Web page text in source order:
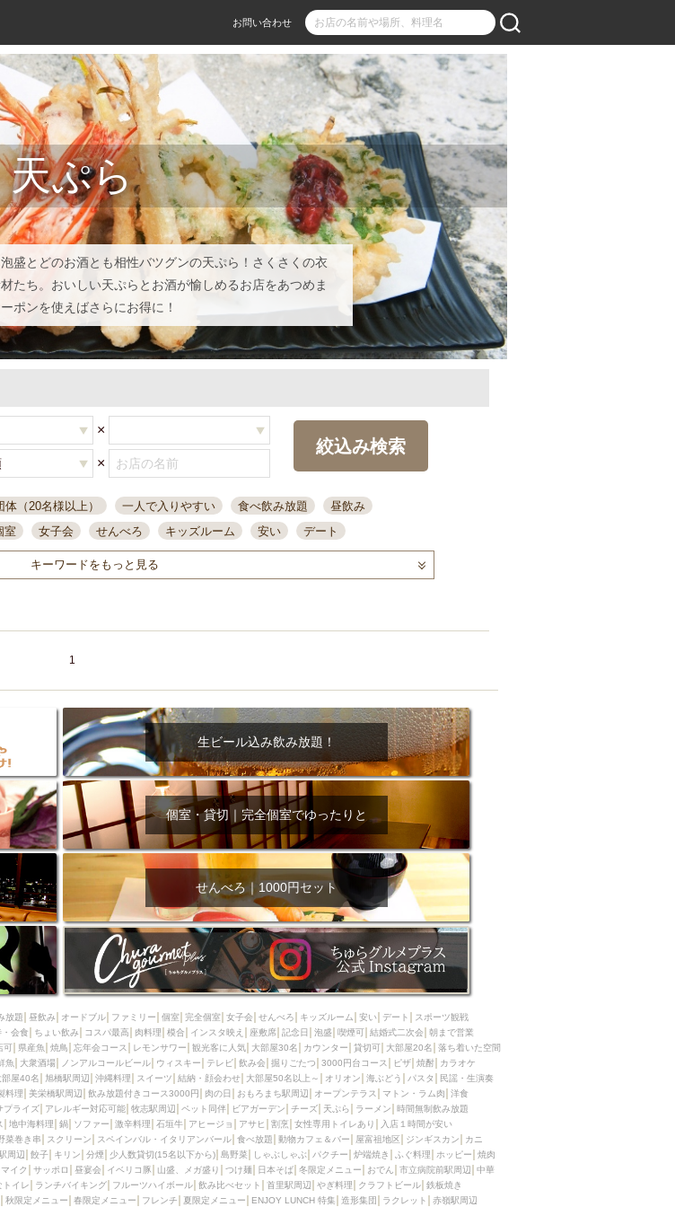
お問い合わせ
天ぷら
盛とどのお酒とも相性バツグンの天ぷら！さくさくの衣
たち。おいしい天ぷらとお酒が愉しめるお店をあつめま
ポンを使えばさらにお得に！
×
×
絞込み検索
体（20名様以上） 一人で入りやすい 食べ飲み放題
昼飲み
室 女子会 せんべろ キッズルーム 安い
デート
一人飲み 誕生日 大人数
肉料理 模合 インスタ映え 座敷席 記念日 泡盛
喫煙可
会コース レモンサワー 観光客に人気 大部屋30名
カウンター
4000円台コース
デリバリー 寿司 クリスマス 和食
クーポン
旭橋駅周辺 沖縄料理 スイーツ
結納・顔会わせ
民謡・生演奏 気軽に一杯
店内全面禁煙
ルツ 貝づくし 燻製料理
美栄橋駅周辺
ろまち駅周辺 オープンテラス マトン・ラム肉
洋食
ジ無し 牡蠣 夜景・景色◎ 夜12時以降入店可
サプライズ
同伴 ビアガーデン 天ぷら
時間無制飲み放題
げ バレンタイン 立ち飲み 5000円以上コース 地中海料理
鍋
ョ アサヒ 割烹 女性専用トイレあり
入店１時間が安い
ホルモン(もつ) 炭火焼 ペイディ（給料日）
野菜巻き串
ル 食べ放題 動物カフェ＆バー 屋富祖地区
ジンギスカン
アジア・エスニック 熱燗 生け簀 獺祭 イタリアン
古島駅周辺
下から) しゃぶしゃぶ パクチー 炉端焼き
ふぐ料理
ール ウェディング 58KACHA-SEA
バイキング（ビュッフェ）
山盛、メガ盛り つけ麺 日本そば 冬限定メニュー
おでん
んじゃ オーガニック プレミアムフライデー
牛串焼き
フルーツハイボール 飲み比べセット 首里駅周辺
やぎ料理
おばんざい チーズタッカルビ 奥武山公園駅周辺
小禄駅周辺
ュー フレンチ 夏限定メニュー ENJOY LUNCH 特集
造形集団
覇空港駅周辺 儀保駅周辺
キーワードをもっと見る
1
生ビール込み飲み放題！
個室・貸切｜完全個室でゆったりと
せんべろ｜1000円セット
放題 昼飲み オードブル ファミリー 個室 完全個室 女子会 せんべろ キッズルーム 安い デート
スポーツ観戦
会食 ちょい飲み コスパ最高 肉料理 模合 インスタ映え 座敷席 記念日 泡盛 喫煙可 結婚式二次会 朝まで営業
可 県産魚 焼鳥 忘年会コース レモンサワー 観光客に人気 大部屋30名 カウンター 貸切可 大部屋20名
落ち着いた空間
魚 大衆酒場 ノンアルコールビール ウィスキー テレビ 飲み会 掘りごたつ 3000円台コース ピザ 焼酎
カラオケ
部屋40名 旭橋駅周辺 沖縄料理 スイーツ 結納・顔会わせ 大部屋50名以上～ オリオン 海ぶどう パスタ
民謡・生演奏
料理 美栄橋駅周辺 飲み放題付きコース3000円 肉の日 おもろまち駅周辺 オープンテラス マトン・ラム肉
洋食
プライズ アレルギー対応可能 牧志駅周辺 ペット同伴 ビアガーデン チーズ 天ぷら ラーメン
時間無制飲み放題
地中海料理 鍋 ソファー 激辛料理 石垣牛 アヒージョ アサヒ 割烹 女性専用トイレあり
入店１時間が安い
菜巻き串 スクリーン スペインバル・イタリアンバール 食べ放題 動物カフェ＆バー 屋富祖地区 ジンギスカン
カニ
周辺 餃子 キリン 分煙 少人数貸切(15名以下から) 島野菜 しゃぶしゃぶ パクチー 炉端焼き ふぐ料理 ホッピー
焼肉
マイク サッポロ 昼宴会 イベリコ豚 山盛、メガ盛り つけ麺 日本そば 冬限定メニュー おでん 市立病院前駅周辺
中華
トイレ ランチバイキング フルーツハイボール 飲み比べセット 首里駅周辺 やぎ料理 クラフトビール 鉄板焼き
秋限定メニュー 春限定メニュー フレンチ 夏限定メニュー ENJOY LUNCH 特集 造形集団 ラクレット 赤嶺駅周辺